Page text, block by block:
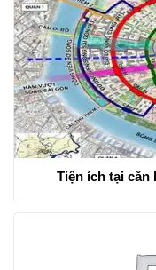
Tiện ích tại căn